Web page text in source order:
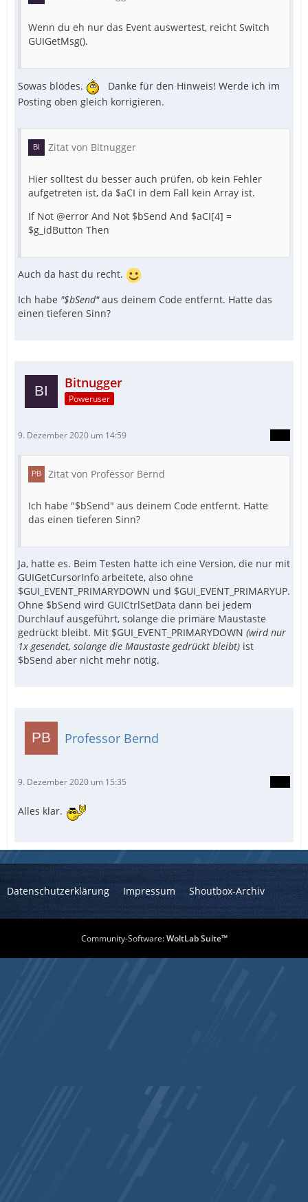
Wenn du eh nur das Event auswertest, reicht Switch
GUIGetMsg().
Sowas blödes.
Danke für den Hinweis! Werde ich im
Posting oben gleich korrigieren.
Zitat von Bitnugger
Hier solltest du besser auch prüfen, ob kein Fehler
aufgetreten ist, da $aCI in dem Fall kein Array ist.
If Not @error And Not $bSend And $aCI[4] =
$g_idButton Then
Auch da hast du recht.
Ich habe "$bSend"aus deinem Code entfernt. Hatte das
einen tieferen Sinn?
Bitnugger
Poweruser
9. Dezember 2020 um 14:59
Zitat von Professor Bernd
Ich habe "$bSend" aus deinem Code entfernt. Hatte
das einen tieferen Sinn?
Ja, hatte es. Beim Testen hatte ich eine Version, die nur mit
GUIGetCursorInfo arbeitete, also ohne
$GUI_EVENT_PRIMARYDOWN und $GUI_EVENT_PRIMARYUP.
Ohne $bSend wird GUICtrlSetData dann bei jedem
Durchlauf ausgeführt, solange die primäre Maustaste
gedrückt bleibt. Mit $GUI_EVENT_PRIMARYDOWN (wird nur
1x gesendet, solange die Maustaste gedrückt bleibt) ist
$bSend aber nicht mehr nötig.
Professor Bernd
9. Dezember 2020 um 15:35
Alles klar.
Datenschutzerklärung Impressum Shoutbox-Archiv
Community-Software:WoltLab Suite™